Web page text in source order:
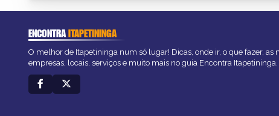
ENCONTRAITAPETININGA
O melhor de Itapetininga num só lugar! Dicas, onde ir, o que fazer, as
empresas, locais, serviços e muito mais no guia Encontra Itapetininga.